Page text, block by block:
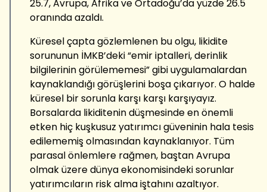
25.7, Avrupa, Afrika ve Ortadoğu’da yüzde 26.5
oranında azaldı.
Küresel çapta gözlemlenen bu olgu, likidite
sorununun İMKB’deki “emir iptalleri, derinlik
bilgilerinin görülememesi” gibi uygulamalardan
kaynaklandığı görüşlerini boşa çıkarıyor. O halde
küresel bir sorunla karşı karşı karşıyayız.
Borsalarda likiditenin düşmesinde en önemli
etken hiç kuşkusuz yatırımcı güveninin hala tesis
edilememiş olmasından kaynaklanıyor. Tüm
parasal önlemlere rağmen, baştan Avrupa
olmak üzere dünya ekonomisindeki sorunlar
yatırımcıların risk alma iştahını azaltıyor.